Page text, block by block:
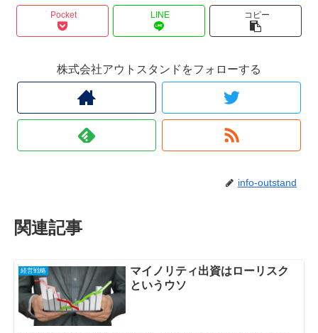
Pocket LINE コピー
株式会社アウトスタンドをフォローする
info-outstand
関連記事
経営戦略
マイノリティ出資はローリスク
というウソ